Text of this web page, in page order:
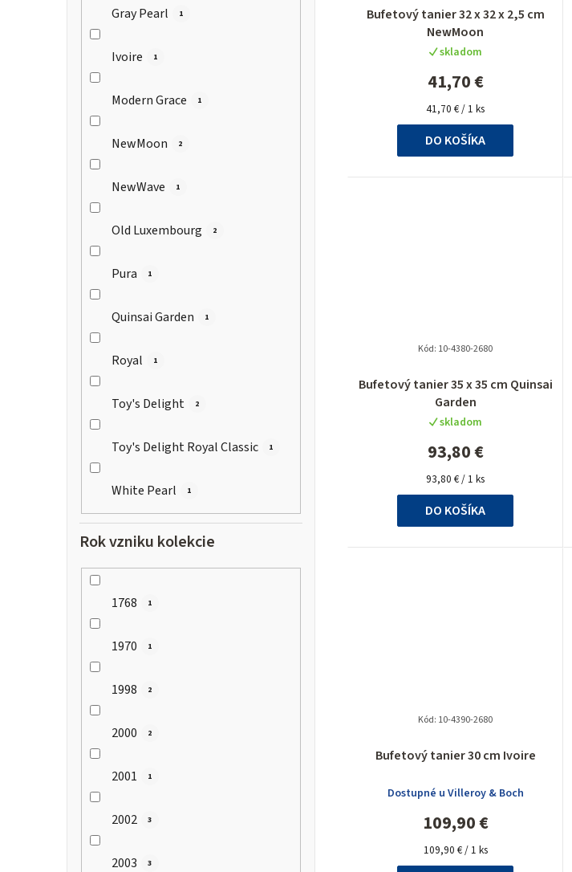
Gray Pearl 1
Ivoire 1
Modern Grace 1
NewMoon 2
NewWave 1
Old Luxembourg 2
Pura 1
Quinsai Garden 1
Royal 1
Toy's Delight 2
Toy's Delight Royal Classic 1
White Pearl 1
Rok vzniku kolekcie
1768 1
1970 1
1998 2
2000 2
2001 1
2002 3
2003 3
Bufetový tanier 32 x 32 x 2,5 cm
NewMoon
skladom
41,70 €
Jednotková
cena:
41,70 € / 1 ks
DO KOŠÍKA
Bufetový tanier 35 x 35 cm Quinsai
Garden
skladom
93,80 €
Jednotková
cena:
93,80 € / 1 ks
DO KOŠÍKA
Kód: 10-4380-2680
Bufetový tanier 30 cm Ivoire
Dostupné u Villeroy & Boch
109,90 €
Jednotková
cena:
109,90 € / 1 ks
Kód: 10-4390-2680